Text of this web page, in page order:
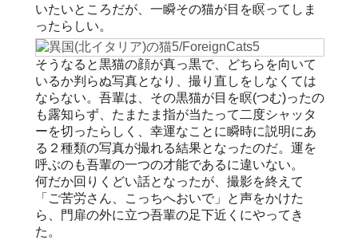
いたいところだが、一瞬その猫が目を瞑ってしま
ったらしい。
そうなると黒猫の顔が真っ黒で、どちらを向いて
いるか判らぬ写真となり、撮り直しをしなくては
ならない。吾輩は、その黒猫が目を瞑(つむ)ったの
も露知らず、たまたま指が当たって二度シャッタ
ーを切ったらしく、幸運なことに瞬時に説明にあ
る２種類の写真が撮れる結果となったのだ。運を
呼ぶのも吾輩の一つの才能であるに違いない。
何だか回りくどい話となったが、撮影を終えて
「ご苦労さん、こっちへおいで」と声をかけた
ら、門扉の外に立つ吾輩の足下近くにやってき
た。